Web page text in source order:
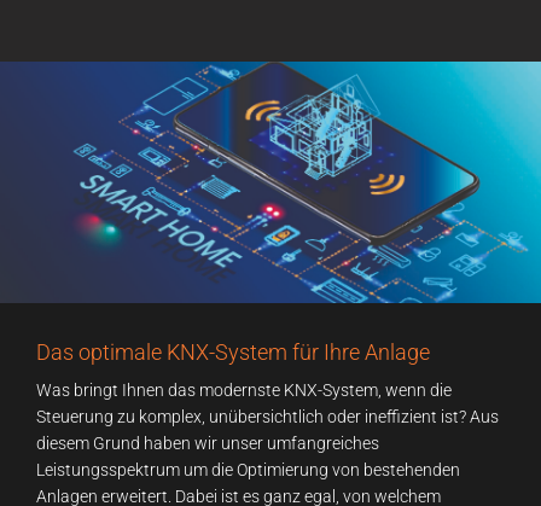
Das optimale KNX-System für Ihre Anlage
Was bringt Ihnen das modernste KNX-System, wenn die
Steuerung zu komplex, unübersichtlich oder ineffizient ist? Aus
diesem Grund haben wir unser umfangreiches
Leistungsspektrum um die Optimierung von bestehenden
Anlagen erweitert. Dabei ist es ganz egal, von welchem